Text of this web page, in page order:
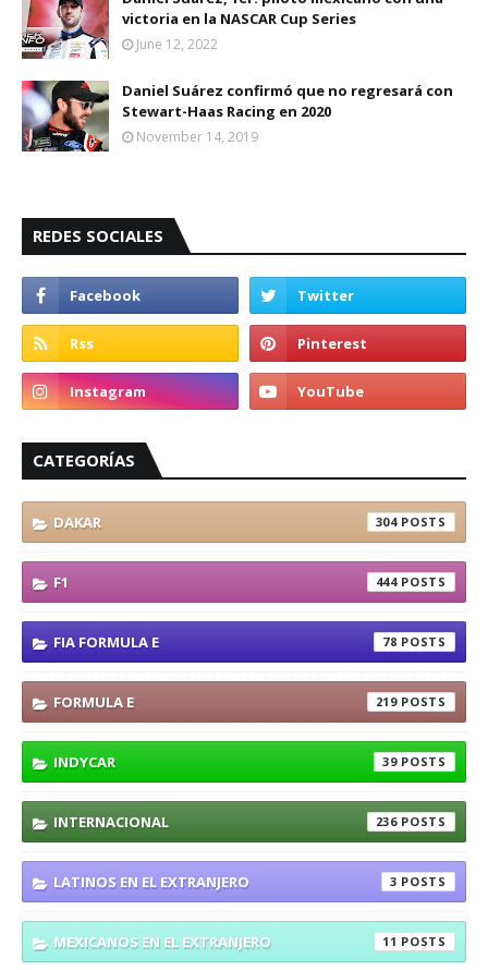
victoria en la NASCAR Cup Series
June 12, 2022
Daniel Suárez confirmó que no regresará con
Stewart-Haas Racing en 2020
November 14, 2019
REDES SOCIALES
CATEGORÍAS
DAKAR 304
F1 444
FIA FORMULA E 78
FORMULA E 219
INDYCAR 39
INTERNACIONAL 236
LATINOS EN EL EXTRANJERO 3
MEXICANOS EN EL EXTRANJERO 11